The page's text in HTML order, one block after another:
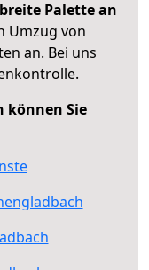
breite Palette an
Umzug von
an. Bei uns
können Sie